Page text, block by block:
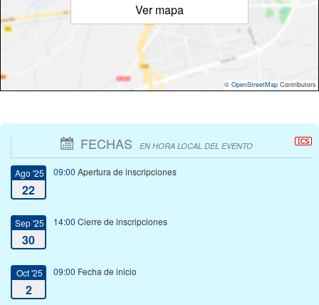
Ver mapa
© OpenStreetMap Contributors
FECHAS EN HORA LOCAL DEL EVENTO
Ago '25
22
09:00 Apertura de inscripciones
Sep '25
30
14:00 Cierre de inscripciones
Oct '25
2
09:00 Fecha de inicio